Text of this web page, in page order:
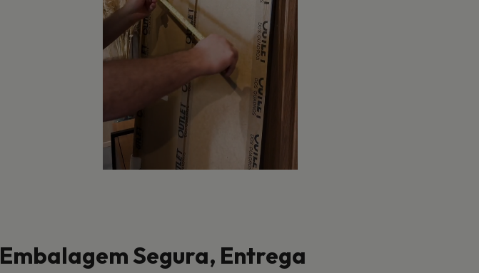
Embalagem Segura, Entrega